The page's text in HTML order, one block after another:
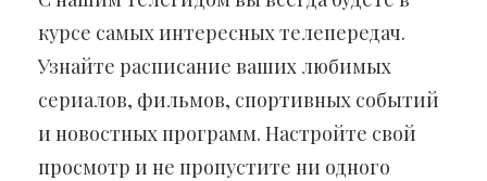
курсе самых интересных телепередач.
Узнайте расписание ваших любимых
сериалов, фильмов, спортивных событий
и новостных программ. Настройте свой
просмотр и не пропустите ни одного